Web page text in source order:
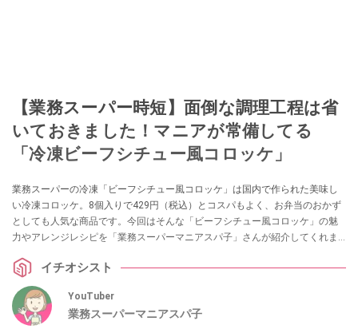
【業務スーパー時短】面倒な調理工程は省
いておきました！マニアが常備してる
「冷凍ビーフシチュー風コロッケ」
業務スーパーの冷凍「ビーフシチュー風コロッケ」は国内で作られた美味し
い冷凍コロッケ。8個入りで429円（税込）とコスパもよく、お弁当のおかず
としても人気な商品です。今回はそんな「ビーフシチュー風コロッケ」の魅
力やアレンジレシピを「業務スーパーマニアスパ子」さんが紹介してくれま
のだそう！ お弁当で使えるお惣菜をお探しの方は要チェックですよ！
イチオシスト
YouTuber
業務スーパーマニアスパ子